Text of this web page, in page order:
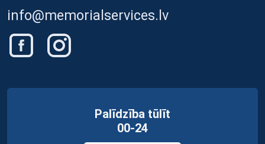
info@memorialservices.lv
Palīdzība tūlīt
00-24